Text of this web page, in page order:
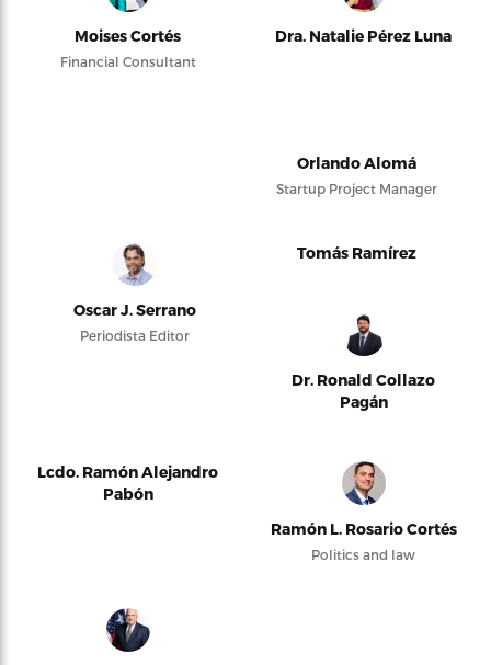
Moises Cortés
Financial Consultant
Dra. Natalie Pérez Luna
Orlando Alomá
Startup Project Manager
Oscar J. Serrano
Periodista Editor
Tomás Ramírez
Dr. Ronald Collazo
Pagán
Lcdo. Ramón Alejandro
Pabón
Ramón L. Rosario Cortés
Politics and law